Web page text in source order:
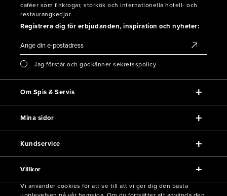
caféer som finkrogar, storkök och internationella hotell- och
restaurangkedjor.
Registrera dig för erbjudanden, inspiration och nyheter:
Jag förstår och godkänner sekretsspolicy
Om Spis & Servis
Mina sidor
Kundservice
Villkor
Vi använder cookies för att se till att vi ger dig den bästa